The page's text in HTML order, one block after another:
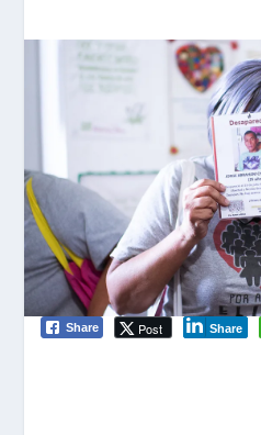
Share Post Share